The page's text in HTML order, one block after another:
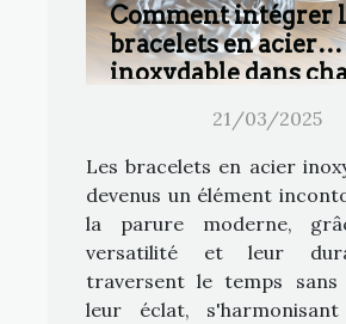
Comment intégrer
bracelets en acier
inoxydable dans
21/03/2025
Les bracelets en acier
devenus un élément
la parure moderne,
versatilité et leur
traversent le temps
leur éclat,